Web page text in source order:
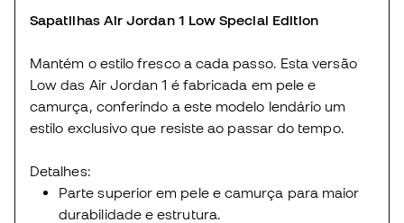
Sapatilhas Air Jordan 1 Low Special Edition
Mantém o estilo fresco a cada passo. Esta versão
Low das Air Jordan 1 é fabricada em pele e
camurça, conferindo a este modelo lendário um
estilo exclusivo que resiste ao passar do tempo.
Detalhes:
Parte superior em pele e camurça para maior
durabilidade e estrutura.